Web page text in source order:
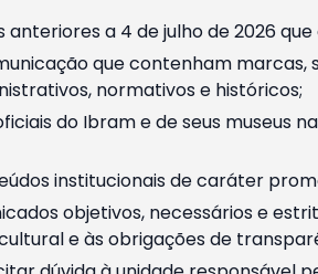
a 4 de julho de 2026
que contenham
normativos e históricos;
do Ibram e de seus museus
institucionais de caráter
objetivos, necessários e
e às obrigações de